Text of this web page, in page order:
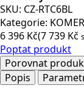
SKU: CZ-RTC6BL
Kategorie:
6 396 Kč(7 739 Kč
Poptat produkt
Porovnat
Popis